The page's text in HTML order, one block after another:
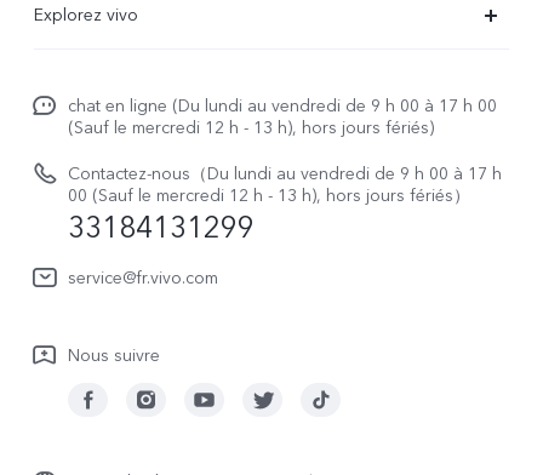
V23 5G
Y22s
Y35
Centre de services
Authentification IMEI
Prix des réparations hors garantie
Demande de retour en réparation-ICP
Demande de retour en réparation-SBE
Manuel de l'utilisateur
Mise à jour du système
Explorez vivo
La vie chez vivo
vivo netiquette
About Us
Centre de confidentialité vivo
chat en ligne (Du lundi au vendredi de 9 h 00 à 17 h 00
(Sauf le mercredi 12 h - 13 h), hors jours fériés)
Contactez-nous（Du lundi au vendredi de 9 h 00 à 17 h
00 (Sauf le mercredi 12 h - 13 h), hors jours fériés）
33184131299
service@fr.vivo.com
Nous suivre